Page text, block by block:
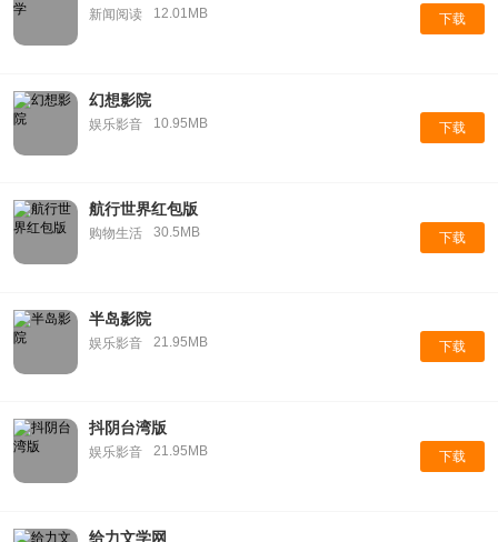
新闻阅读 12.01MB 下载
幻想影院
娱乐影音 10.95MB 下载
航行世界红包版
购物生活 30.5MB 下载
半岛影院
娱乐影音 21.95MB 下载
抖阴台湾版
娱乐影音 21.95MB 下载
给力文学网